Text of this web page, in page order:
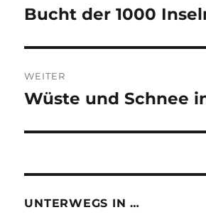
Vorheriger
Bucht der 1000
WEITER
Nächster
Wüste und Schnee
UNTERWEGS IN …